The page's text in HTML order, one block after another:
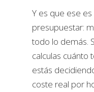
Y es que ese
presupuestar:
todo lo demás.
calculas cuánto
estás
coste real por